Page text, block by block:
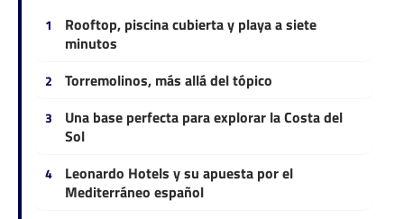
Rooftop, piscina cubierta y playa a siete
minutos
Torremolinos, más allá del tópico
Una base perfecta para explorar la Costa del
Sol
Leonardo Hotels y su apuesta por el
Mediterráneo español